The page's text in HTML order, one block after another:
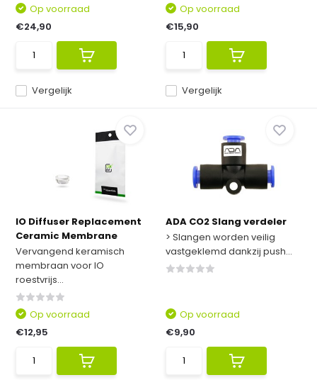
Vergelijk
Op voorraad
€24,90
Vergelijk
Op voorraad
€15,90
IO Diffuser Replacement
Ceramic Membrane
Vervangend keramisch
membraan voor IO
roestvrijs...
Op voorraad
€12,95
ADA CO2 Slang verdeler
> Slangen worden veilig
vastgeklemd dankzij push...
Op voorraad
€9,90